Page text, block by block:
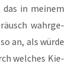
das in mei­nem
wahr­ge­
an, als wür­de
wel­ches Kie­